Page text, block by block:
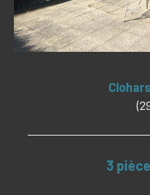
3
Pièces
Pièces
CRITÈRES
PISCINE